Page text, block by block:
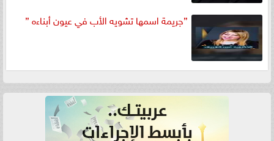
”جريمة اسمها تشويه الأب في عيون أبناءه ”